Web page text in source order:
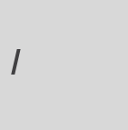
/